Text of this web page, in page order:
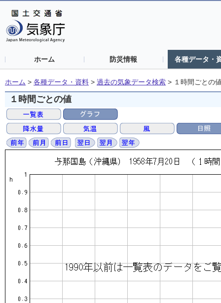
ホーム 防災情報 各種データ・
ホーム > 各種データ・資料 > 過去の気象データ検索 > １時間ごとの
１時間ごとの値